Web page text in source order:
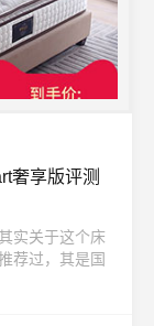
奢享版评测
实关于这个床
荐过，其是国